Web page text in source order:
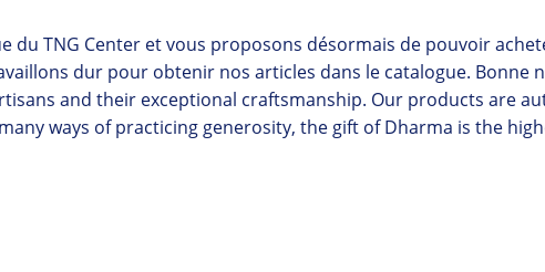
TNG Center et vous proposons désormais de pouvoir
dur pour obtenir nos articles dans le catalogue. Bonne
and their exceptional craftsmanship. Our products are
ways of practicing generosity, the gift of Dharma is the